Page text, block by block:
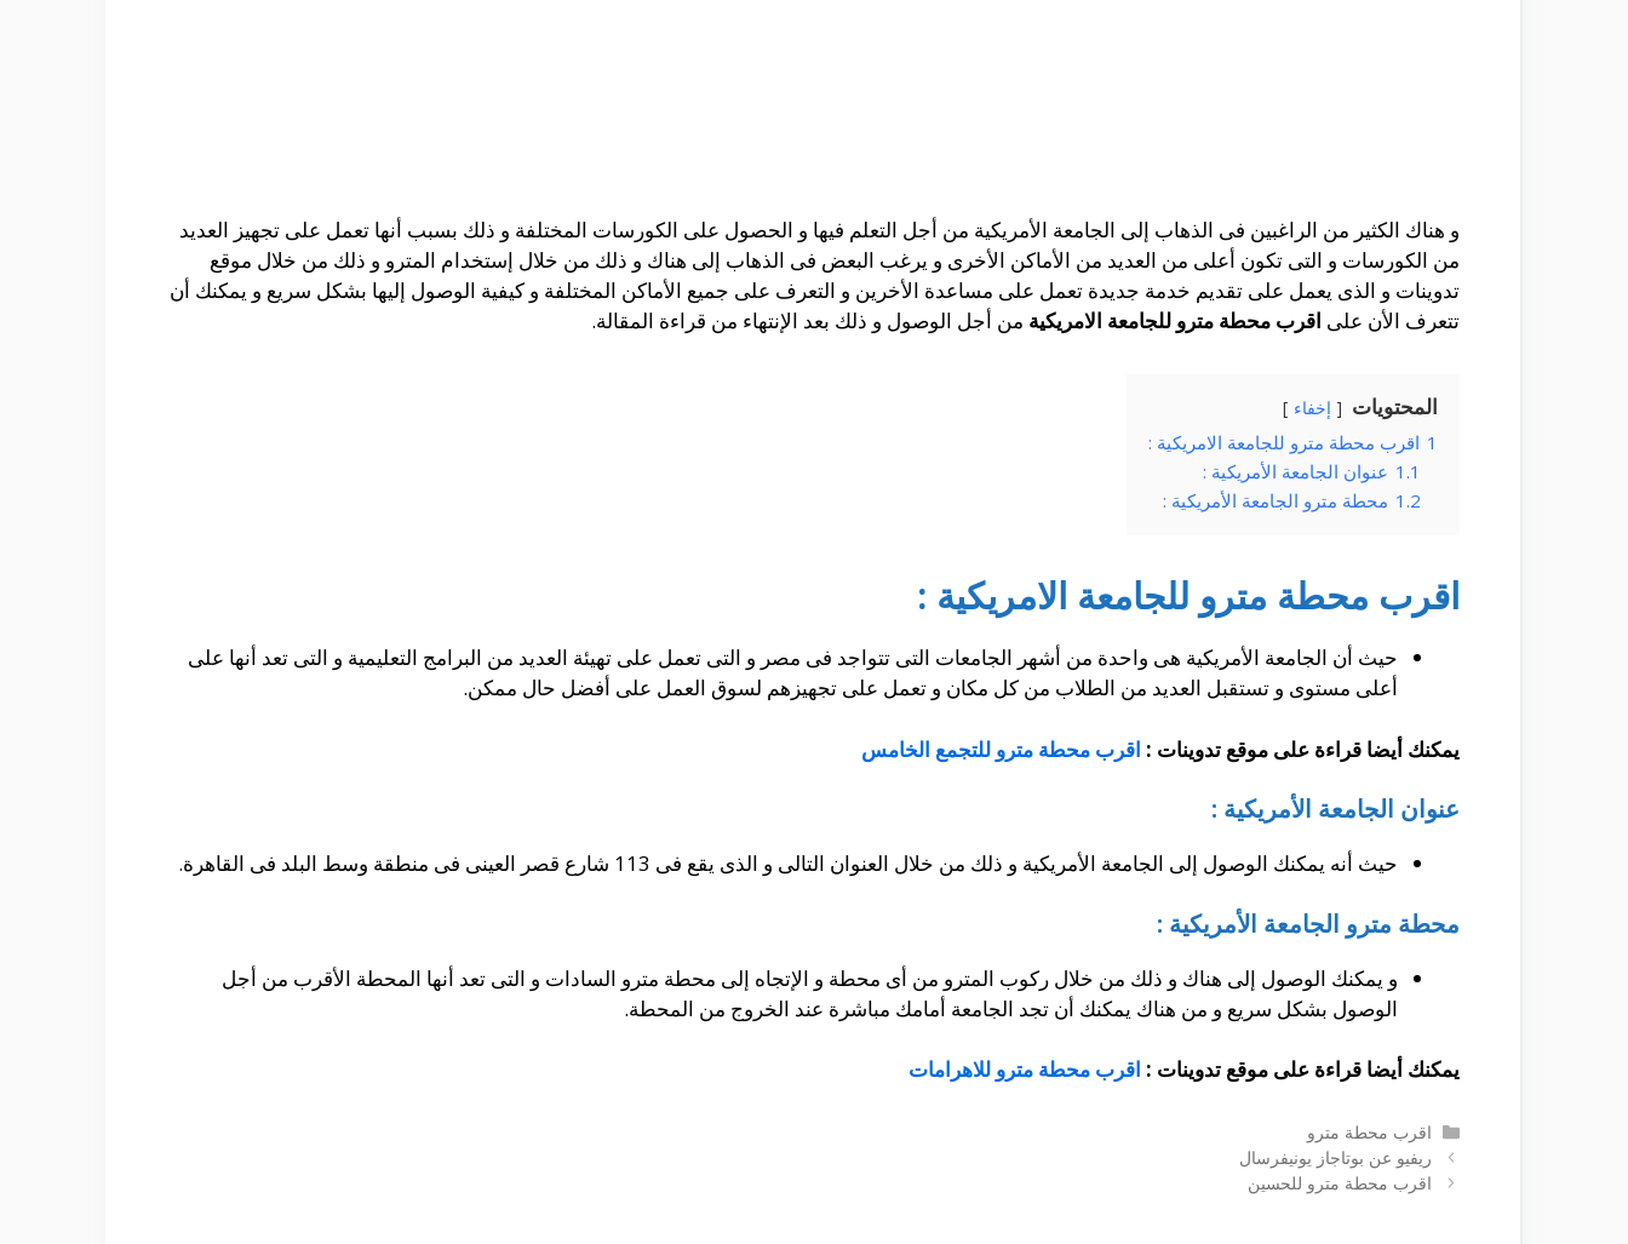
و هناك الكثير من الراغبين فى الذهاب إلى الجامعة الأمريكية من أجل التعلم فيها و الحصول على الكورسات المختلفة و ذلك بسبب أنها تعمل على تجهيز العديد
من الكورسات و التى تكون أعلى من العديد من الأماكن الأخرى و يرغب البعض فى الذهاب إلى هناك و ذلك من خلال إستخدام المترو و ذلك من خلال موقع
تدوينات و الذى يعمل على تقديم خدمة جديدة تعمل على مساعدة الأخرين و التعرف على جميع الأماكن المختلفة و كيفية الوصول إليها بشكل سريع و يمكنك أن
تتعرف الأن على اقرب محطة مترو للجامعة الامريكية من أجل الوصول و ذلك بعد الإنتهاء من قراءة المقالة.
المحتويات إخفاء
1 اقرب محطة مترو للجامعة الامريكية :
1.1 عنوان الجامعة الأمريكية :
1.2 محطة مترو الجامعة الأمريكية :
اقرب محطة مترو للجامعة الامريكية :
حيث أن الجامعة الأمريكية هى واحدة من أشهر الجامعات التى تتواجد فى مصر و التى تعمل على تهيئة العديد من البرامج التعليمية و التى تعد أنها على
أعلى مستوى و تستقبل العديد من الطلاب من كل مكان و تعمل على تجهيزهم لسوق العمل على أفضل حال ممكن.
يمكنك أيضا قراءة على موقع تدوينات : اقرب محطة مترو للتجمع الخامس
عنوان الجامعة الأمريكية :
حيث أنه يمكنك الوصول إلى الجامعة الأمريكية و ذلك من خلال العنوان التالى و الذى يقع فى 113 شارع قصر العينى فى منطقة وسط البلد فى القاهرة.
محطة مترو الجامعة الأمريكية :
و يمكنك الوصول إلى هناك و ذلك من خلال ركوب المترو من أى محطة و الإتجاه إلى محطة مترو السادات و التى تعد أنها المحطة الأقرب من أجل
الوصول بشكل سريع و من هناك يمكنك أن تجد الجامعة أمامك مباشرة عند الخروج من المحطة.
يمكنك أيضا قراءة على موقع تدوينات : اقرب محطة مترو للاهرامات
التصنيفات
اقرب محطة مترو
ريفيو عن بوتاجاز يونيفرسال
اقرب محطة مترو للحسين